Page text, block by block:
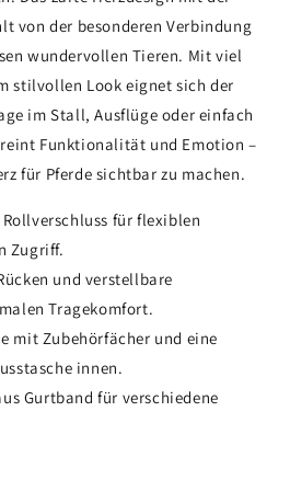
von der besonderen Verbindung
wundervollen Tieren. Mit viel
stilvollen Look eignet sich der
im Stall, Ausflüge oder einfach
Funktionalität und Emotion –
für Pferde sichtbar zu machen.
Rollverschluss für flexiblen
Zugriff.
und verstellbare
Tragekomfort.
mit Zubehörfächer und eine
innen.
Gurtband für verschiedene